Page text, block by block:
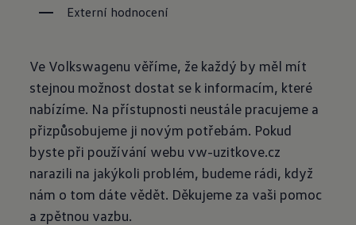
Externí hodnocení
Ve Volkswagenu věříme, že každý by měl mít
stejnou možnost dostat se k informacím, které
nabízíme. Na přístupnosti neustále pracujeme a
přizpůsobujeme ji novým potřebám. Pokud
byste při používání webu vw-uzitkove.cz
narazili na jakýkoli problém, budeme rádi, když
nám o tom dáte vědět. Děkujeme za vaši pomoc
a zpětnou vazbu.